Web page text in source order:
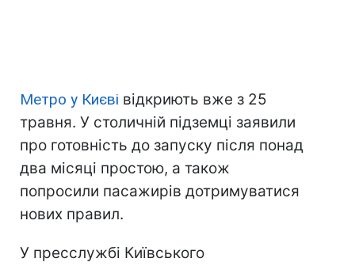
Метро у Києві відкриють вже з 25
травня. У столичній підземці заявили
про готовність до запуску після понад
два місяці простою, а також
попросили пасажирів дотримуватися
нових правил.
У пресслужбі Київського